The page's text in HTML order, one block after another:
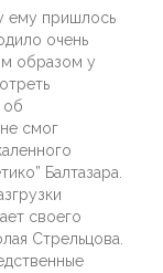
ему пришлось
очень
образом у
об
смог
Балтазара.
своего
Стрельцова.